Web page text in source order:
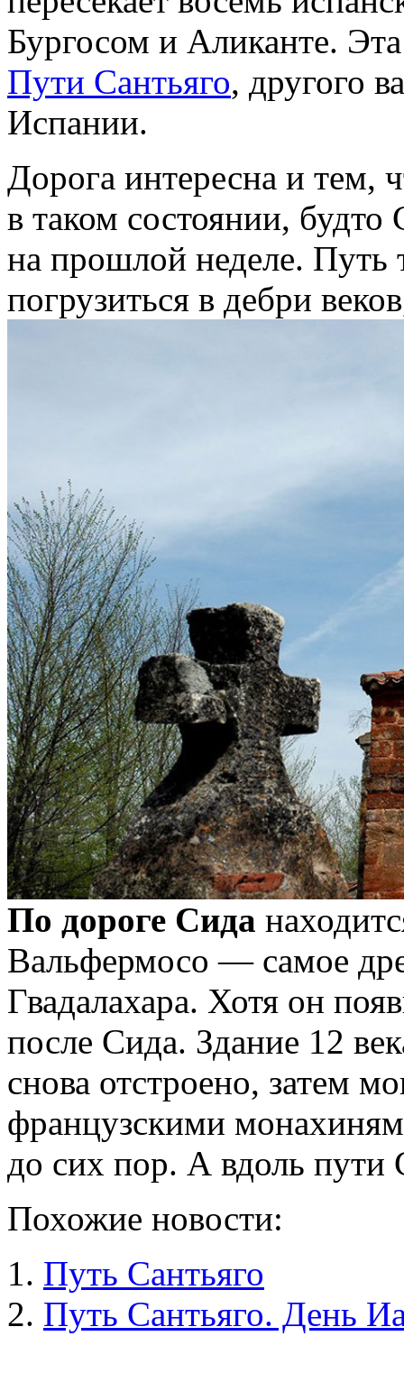
Бургосом и Аликанте.
Пути Сантьяго, другого
Испании.
Дорога интересна и тем,
в таком состоянии,
на прошлой неделе. Путь
погрузиться в дебри
По дороге Сида
Вальфермосо — самое
Гвадалахара. Хотя он
после Сида. Здание 12
снова отстроено, затем
французскими
до сих пор. А вдоль пути
Похожие новости:
Путь Сантьяго
Путь Сантьяго. День